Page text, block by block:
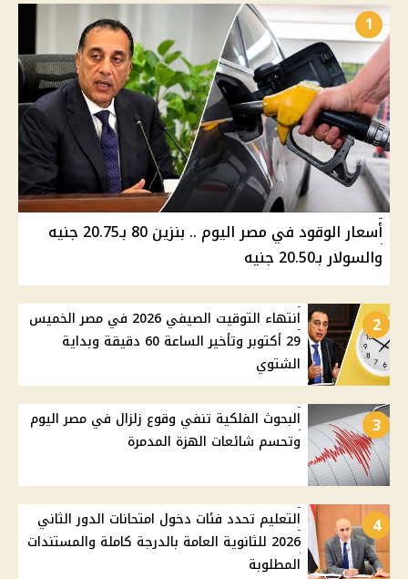
1
أسعار الوقود في مصر اليوم .. بنزين 80 بـ20.75 جنيه
والسولار بـ20.50 جنيه
2
انتهاء التوقيت الصيفي 2026 في مصر الخميس
29 أكتوبر وتأخير الساعة 60 دقيقة وبداية
الشتوي
3
البحوث الفلكية تنفي وقوع زلزال في مصر اليوم
وتحسم شائعات الهزة المدمرة
4
التعليم تحدد فئات دخول امتحانات الدور الثاني
2026 للثانوية العامة بالدرجة كاملة والمستندات
المطلوبة